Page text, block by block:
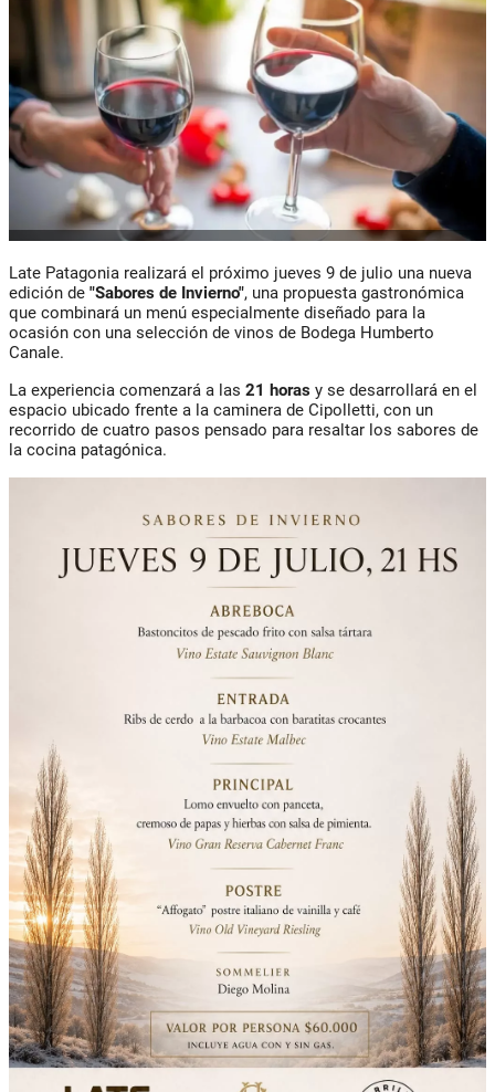
Late Patagonia realizará el próximo jueves 9 de julio una nueva
edición de "Sabores de Invierno", una propuesta gastronómica
que combinará un menú especialmente diseñado para la
ocasión con una selección de vinos de Bodega Humberto
Canale.
La experiencia comenzará a las 21 horas y se desarrollará en el
espacio ubicado frente a la caminera de Cipolletti, con un
recorrido de cuatro pasos pensado para resaltar los sabores de
la cocina patagónica.